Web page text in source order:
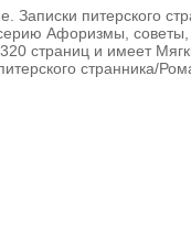
Записки питерского
Афоризмы, советы,
страниц и имеет
странника/